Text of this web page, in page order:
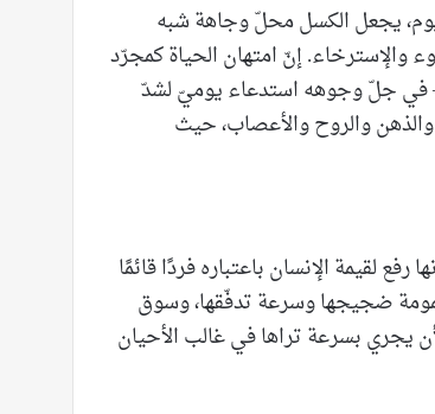
يجعل الكسل محلّ وجاهة شبه
والإسترخاء. إنّ امتهان الحياة كمجرّد
– في جلّ وجوهه استدعاء يوميّ لشدّ
والروح والأعصاب، حيث
لقيمة الإنسان باعتباره فردًا قائمًا
ضجيجها وسرعة تدفّقها، وسوق
يجري بسرعة تراها في غالب الأحيان